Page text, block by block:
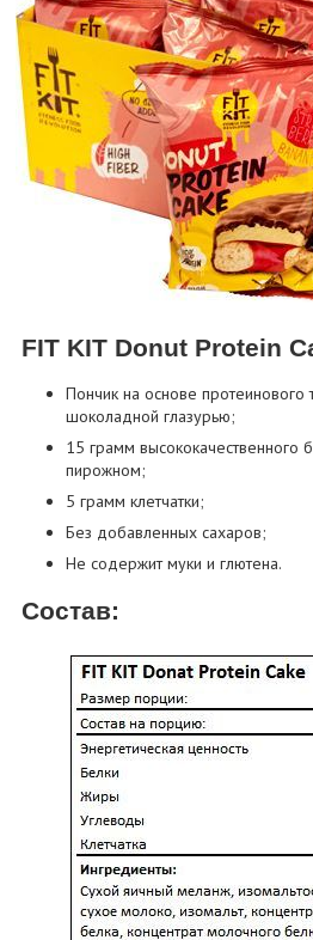
FIT KIT Donut Protein
Пончик на основе протеинового
шоколадной глазурью;
15 грамм высококачественного
пирожном;
5 грамм клетчатки;
Без добавленных сахаров;
Не содержит муки и глютена.
Состав: